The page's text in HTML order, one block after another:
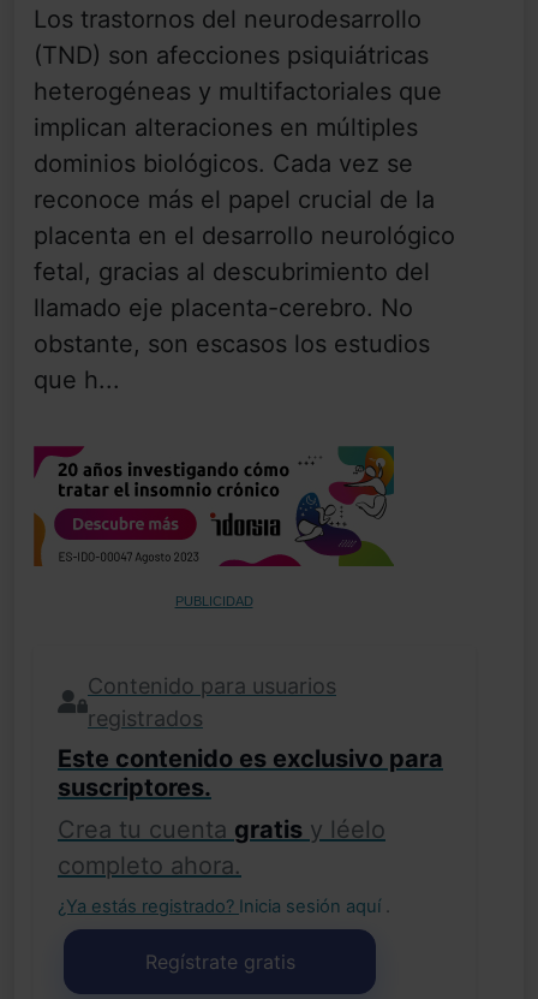
Los trastornos del neurodesarrollo
(TND) son afecciones psiquiátricas
heterogéneas y multifactoriales que
implican alteraciones en múltiples
dominios biológicos. Cada vez se
reconoce más el papel crucial de la
placenta en el desarrollo neurológico
fetal, gracias al descubrimiento del
llamado eje placenta-cerebro. No
obstante, son escasos los estudios
que h...
PUBLICIDAD
Contenido para usuarios
registrados
Este contenido es exclusivo para
suscriptores.
Crea tu cuenta gratis y léelo
completo ahora.
¿Ya estás registrado? Inicia sesión aquí .
Regístrate gratis